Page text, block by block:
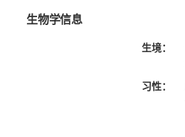
生物学信息
生境：
习性：